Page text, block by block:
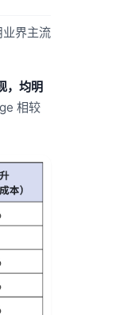
界主流
，均明
相较